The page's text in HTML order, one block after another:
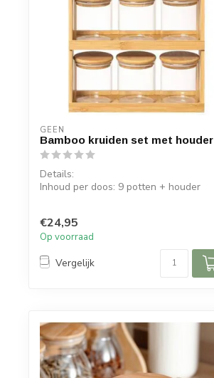
GEEN
Bamboo kruiden set met houder
Details:
Inhoud per doos: 9 potten + houder
€24,95
Op voorraad
Vergelijk